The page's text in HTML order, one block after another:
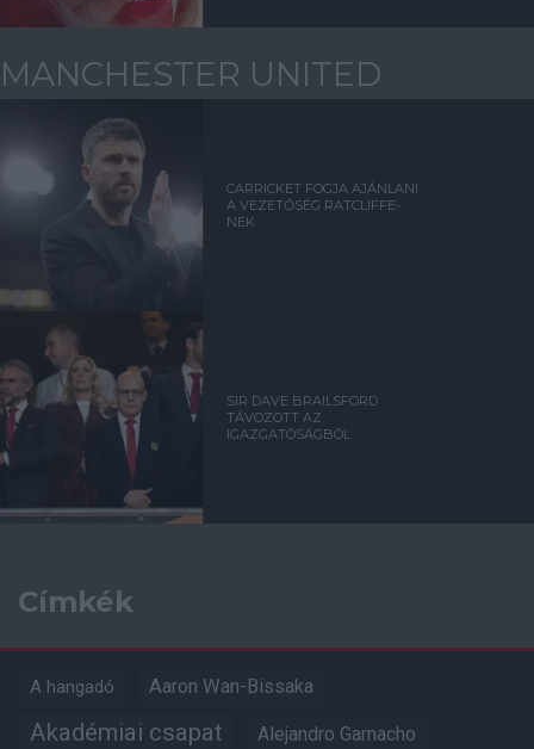
MANCHESTER UNITED
CARRICKET FOGJA AJÁNLANI
A VEZETŐSÉG RATCLIFFE-
NEK
SIR DAVE BRAILSFORD
TÁVOZOTT AZ
IGAZGATÓSÁGBÓL
Címkék
A hangadó Aaron Wan-Bissaka
Akadémiai csapat Alejandro Garnacho